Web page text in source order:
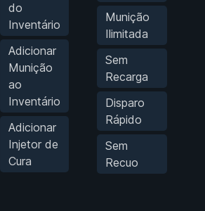
do
Inventário
Adicionar
Munição
ao
Inventário
Adicionar
Injetor de
Cura
Munição
Ilimitada
Sem
Recarga
Disparo
Rápido
Sem
Recuo